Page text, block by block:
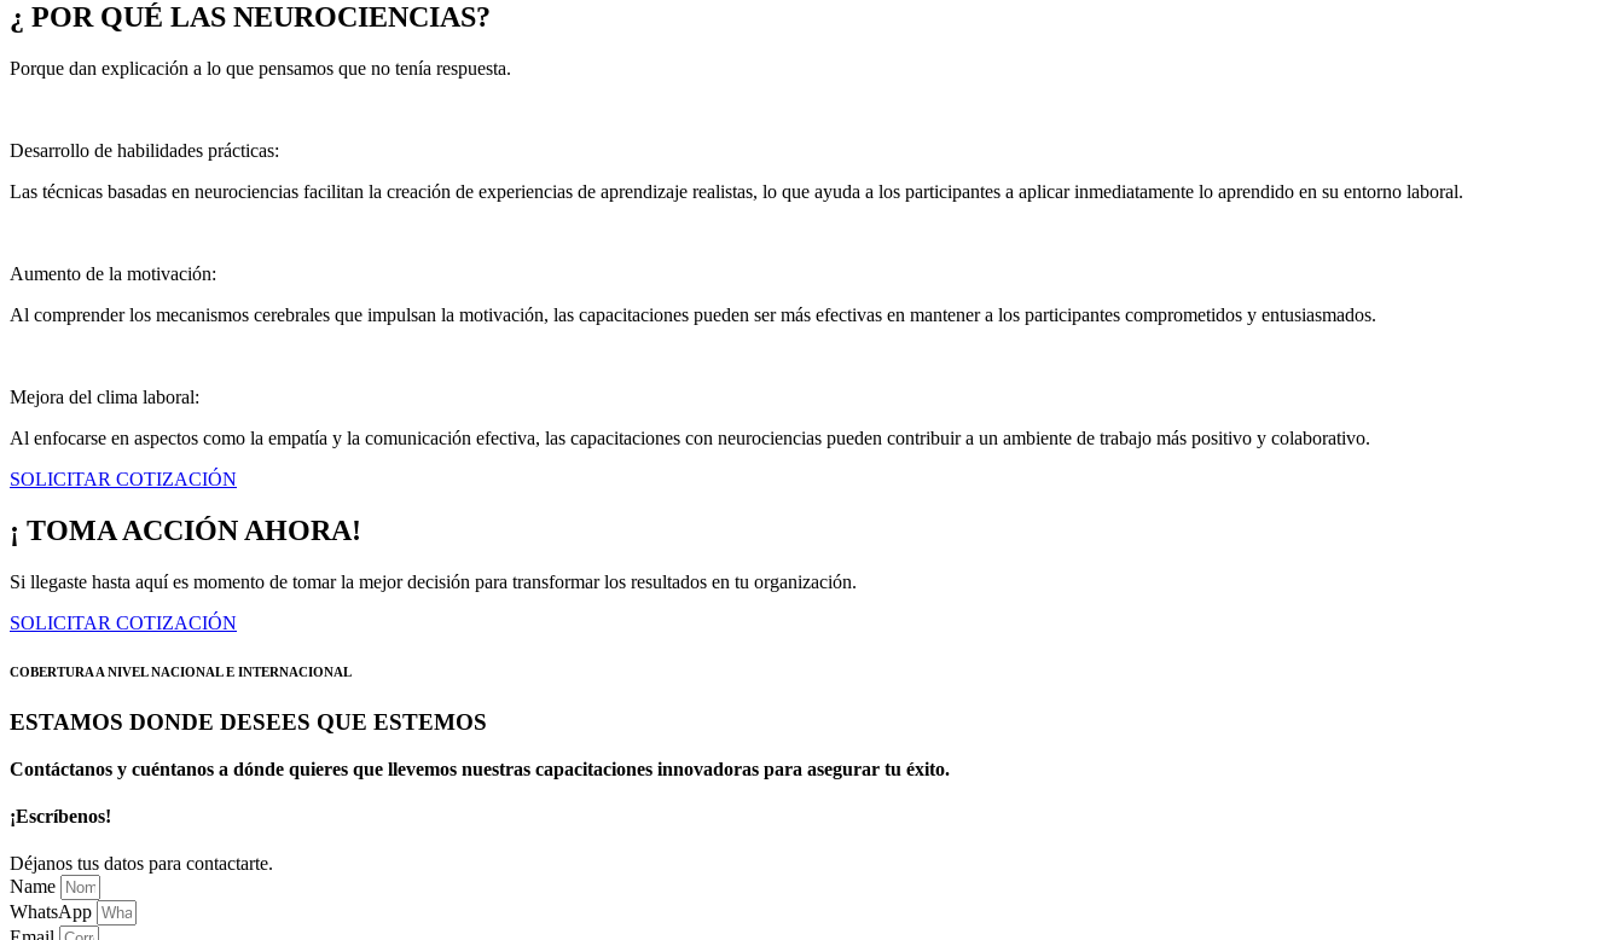
¿ POR QUÉ LAS NEUROCIENCIAS?
Porque dan explicación a lo que pensamos que no tenía respuesta.
Desarrollo de habilidades prácticas:
Las técnicas basadas en neurociencias facilitan la creación de experiencias de aprendizaje realistas, lo que ayuda a los participantes a aplicar inmediatamente lo aprendido en su entorno laboral.
Aumento de la motivación:
Al comprender los mecanismos cerebrales que impulsan la motivación, las capacitaciones pueden ser más efectivas en mantener a los participantes comprometidos y entusiasmados.
Mejora del clima laboral:
Al enfocarse en aspectos como la empatía y la comunicación efectiva, las capacitaciones con neurociencias pueden contribuir a un ambiente de trabajo más positivo y colaborativo.
SOLICITAR COTIZACIÓN
¡ TOMA ACCIÓN AHORA!
Si llegaste hasta aquí es momento de tomar la mejor decisión para transformar los resultados en tu organización.
SOLICITAR COTIZACIÓN
COBERTURA A NIVEL NACIONAL E INTERNACIONAL
ESTAMOS DONDE DESEES QUE ESTEMOS
Contáctanos y cuéntanos a dónde quieres que llevemos nuestras capacitaciones innovadoras para asegurar tu éxito.
¡Escríbenos!
Déjanos tus datos para contactarte.
Name
WhatsApp